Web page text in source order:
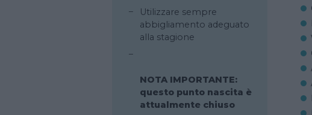
Utilizzare sempre
abbigliamento adeguato
alla stagione
NOTA IMPORTANTE:
questo punto nascita è
attualmente chiuso